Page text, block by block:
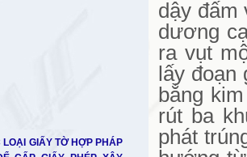
GIẤY TỜ HỢP PHÁP
dậy đấm
dương
ra vụt
lấy
bằng
rút ba
phát